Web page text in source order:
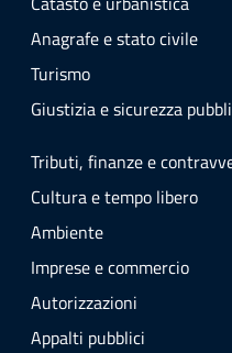
Anagrafe e stato civile
Turismo
Giustizia e sicurezza
Tributi, finanze e
Cultura e tempo libero
Ambiente
Imprese e commercio
Autorizzazioni
Appalti pubblici